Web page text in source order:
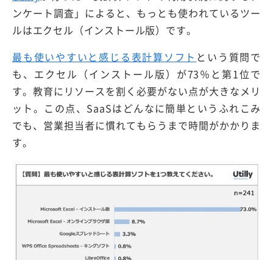
ンケート調査」によると、もっとも使われているツー
ルはエクセル（インストール版）です。
最も使いやすいと感じる表計算ソフト という質問で
も、エクセル（インストール版）が73％と第1位で
す。教育にリソースを割く必要がない点が大きなメリ
ット。この点、SaaSはどんなに簡単というふれこみ
でも、営業担当者に慣れてもらうまで時間がかかりま
す。